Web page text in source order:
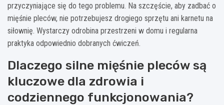
przyczyniające się do tego problemu. Na szczęście, aby zadbać o
mięśnie pleców, nie potrzebujesz drogiego sprzętu ani karnetu na
siłownię. Wystarczy odrobina przestrzeni w domu i regularna
praktyka odpowiednio dobranych ćwiczeń.
Dlaczego silne mięśnie pleców są
kluczowe dla zdrowia i
codziennego funkcjonowania?